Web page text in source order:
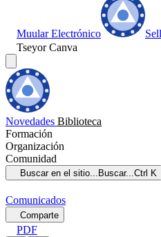
Muular Electrónico
Tseyor Canva
Novedades Biblioteca
Formación
Organización
Comunidad
Buscar en el sitio... Buscar...Ctrl K
Comunicados
Comparte
PDF